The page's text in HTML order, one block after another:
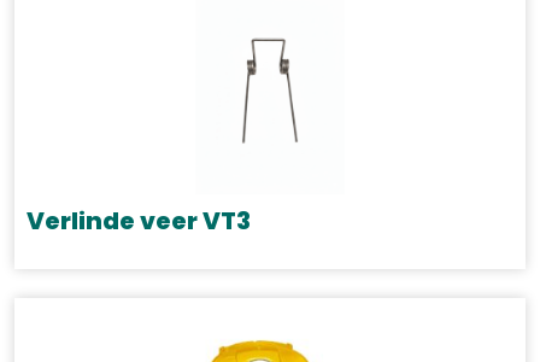
Verlinde veer VT3